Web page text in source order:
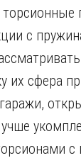
с
их сфера